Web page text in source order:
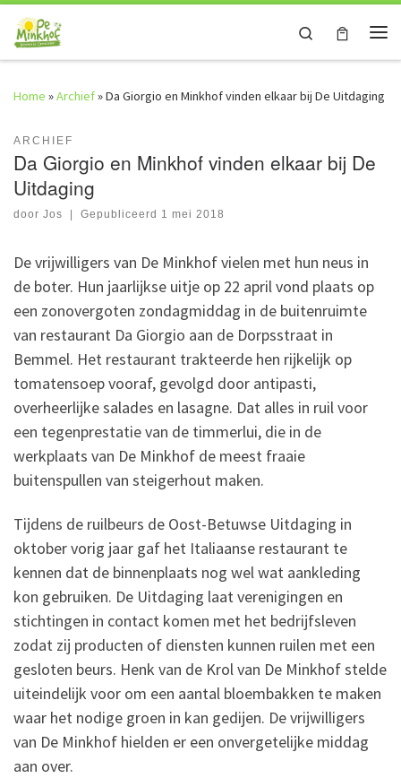
Skip to content
Search
Home »Archief»Da Giorgio en Minkhof vinden elkaar bij De Uitdaging
ARCHIEF
Da Giorgio en Minkhof vinden elkaar bij De
Uitdaging
door Jos | Gepubliceerd 1 mei 2018
De vrijwilligers van De Minkhof vielen met hun neus in
de boter. Hun jaarlijkse uitje op 22 april vond plaats op
een zonovergoten zondagmiddag in de buitenruimte
van restaurant Da Giorgio aan de Dorpsstraat in
Bemmel. Het restaurant trakteerde hen rijkelijk op
tomatensoep vooraf, gevolgd door antipasti,
overheerlijke salades en lasagne. Dat alles in ruil voor
een tegenprestatie van de timmerlui, die in de
werkplaats van De Minkhof de meest fraaie
buitenspullen van steigerhout maken.
Tijdens de ruilbeurs de Oost-Betuwse Uitdaging in
oktober vorig jaar gaf het Italiaanse restaurant te
kennen dat de binnenplaats nog wel wat aankleding
kon gebruiken. De Uitdaging laat verenigingen en
stichtingen in contact komen met het bedrijfsleven
zodat zij producten of diensten kunnen ruilen met een
gesloten beurs. Henk van de Krol van De Minkhof stelde
uiteindelijk voor om een aantal bloembakken te maken
waar het nodige groen in kan gedijen. De vrijwilligers
van De Minkhof hielden er een onvergetelijke middag
aan over.